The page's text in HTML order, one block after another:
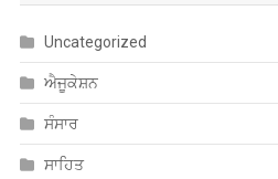
Uncategorized
ਐਜੂਕੇਸ਼ਨ
ਸੰਸਾਰ
ਸਾਹਿਤ